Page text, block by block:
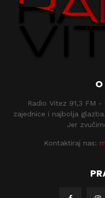
Radio Vitez 91,3 FM
zajednice i najbolja
Jer
Kontaktiraj nas: